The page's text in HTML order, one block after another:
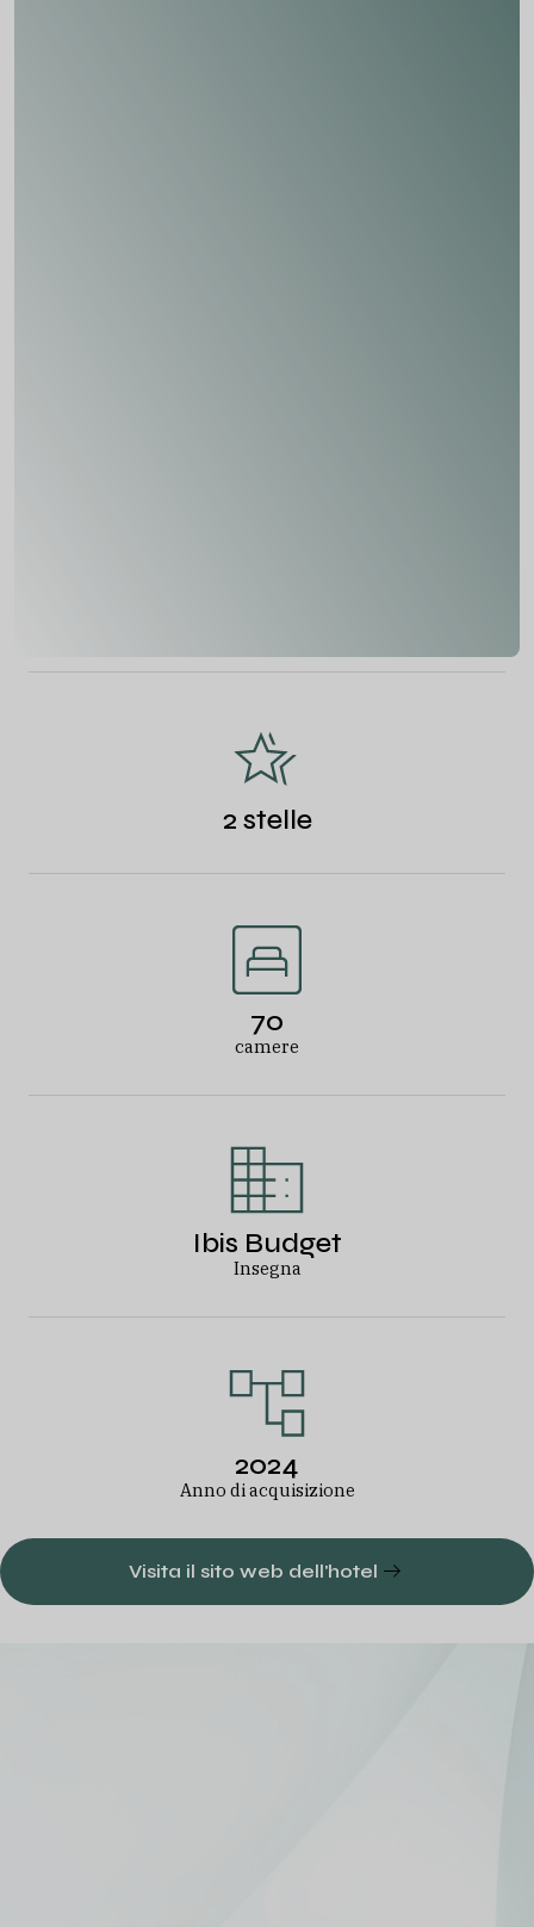
2 stelle
70
camere
Ibis Budget
Insegna
2024
Anno di acquisizione
Visita il sito web dell'hotel